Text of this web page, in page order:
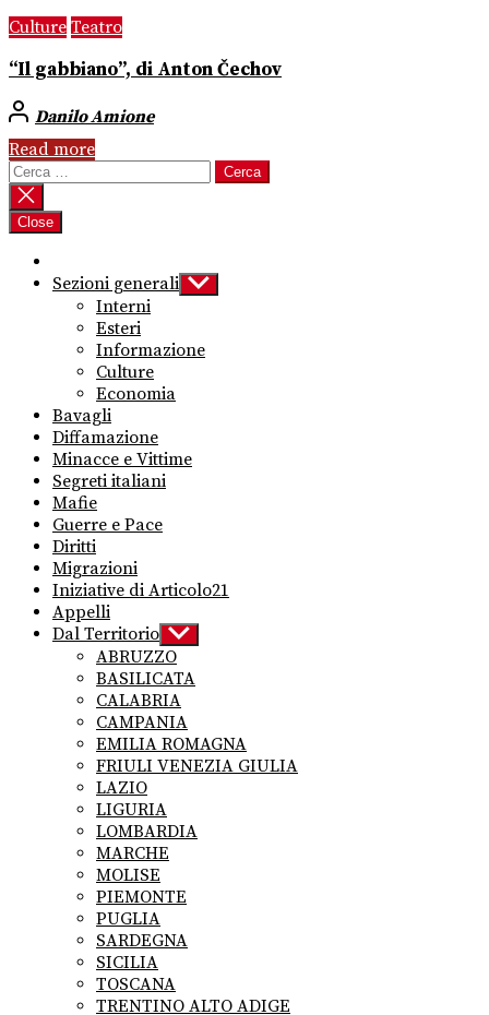
Culture Teatro
“Il gabbiano”, di Anton Čechov
Danilo Amione
Read more
Ricerca
per:
Close
Sezioni generali Show
sub
Interni
Esteri
Informazione
Culture
Economia
Bavagli
Diffamazione
Minacce e Vittime
Segreti italiani
Mafie
Guerre e Pace
Diritti
Migrazioni
Iniziative di Articolo21
Appelli
Dal Territorio Show
sub
menu
ABRUZZO
BASILICATA
CALABRIA
CAMPANIA
EMILIA ROMAGNA
FRIULI VENEZIA GIULIA
LAZIO
LIGURIA
LOMBARDIA
MARCHE
MOLISE
PIEMONTE
PUGLIA
SARDEGNA
SICILIA
TOSCANA
TRENTINO ALTO ADIGE